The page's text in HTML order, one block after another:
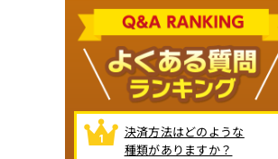
決済方法はどのような
種類がありますか？